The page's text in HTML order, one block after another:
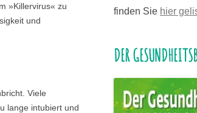
»Killervirus« zu
und
Viele
lange intubiert und
finden Sie hier
DER